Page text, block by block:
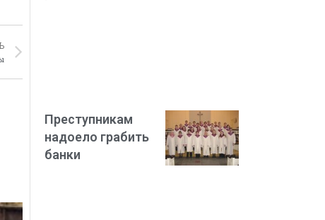
Преступникам
надоело грабить
банки